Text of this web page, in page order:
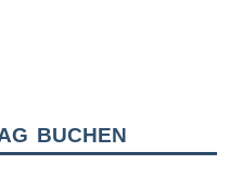
buchen